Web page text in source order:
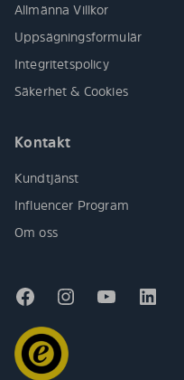
Allmänna Villkor
Uppsägningsformulär
Integritetspolicy
Säkerhet & Cookies
Kontakt
Kundtjänst
Influencer Program
Om oss